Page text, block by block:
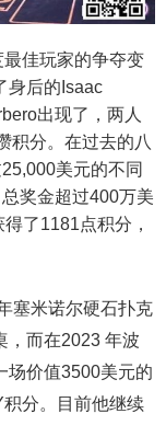
佳玩家的争夺变
身后的Isaac
出现了，两人
积分。在过去的八
美元的不同
奖金超过400万美
了1181点积分，
塞米诺尔硬石扑克
，而在2023 年波
场价值3500美元的
分。目前他继续